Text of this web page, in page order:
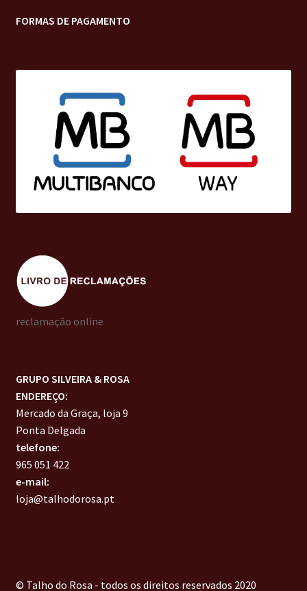
FORMAS DE PAGAMENTO
reclamação online
GRUPO SILVEIRA & ROSA
ENDEREÇO:
Mercado da Graça, loja 9
Ponta Delgada
telefone:
965 051 422
e-mail:
loja@talhodorosa.pt
© Talho do Rosa - todos os direitos reservados 2020